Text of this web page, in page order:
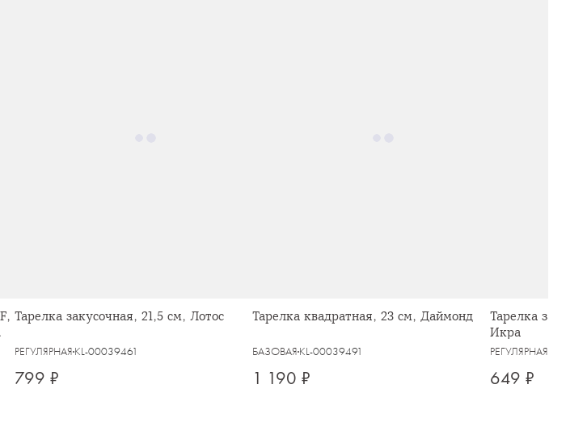
Тарелка закусочная, 21,5 см, Лотос
РЕГУЛЯРНАЯ KL-00039461
799 ₽
Тарелка квадратная, 23 см, Даймонд
БАЗОВАЯ KL-00039491
1 190 ₽
Тарелка
Икра
РЕГУЛЯРНАЯ
649 ₽